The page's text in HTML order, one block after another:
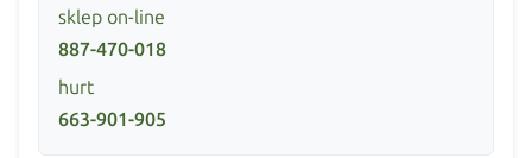
sklep on-line
887-470-018
hurt
663-901-905